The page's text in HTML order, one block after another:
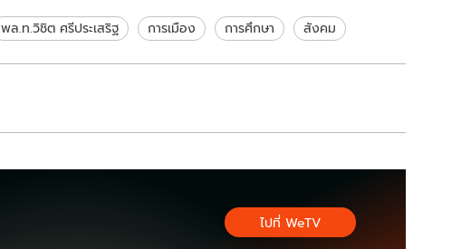
พล.ท.วิชิต ศรีประเสริฐ การเมือง การศึกษา สังคม
ไปที่ WeTV